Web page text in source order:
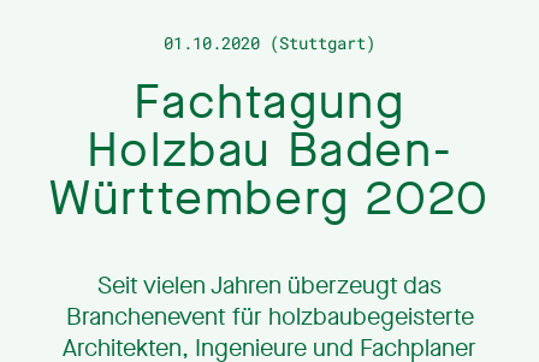
01.10.2020 (Stuttgart)
Fachtagung
Holzbau Baden-
Württemberg 2020
Seit vielen Jahren überzeugt das
Branchenevent für holzbaubegeisterte
Architekten, Ingenieure und Fachplaner